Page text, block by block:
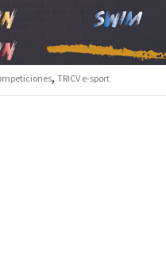
, TRICV e-sport